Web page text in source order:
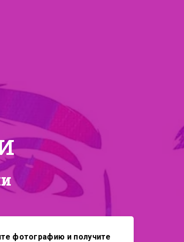
фотографию и получите